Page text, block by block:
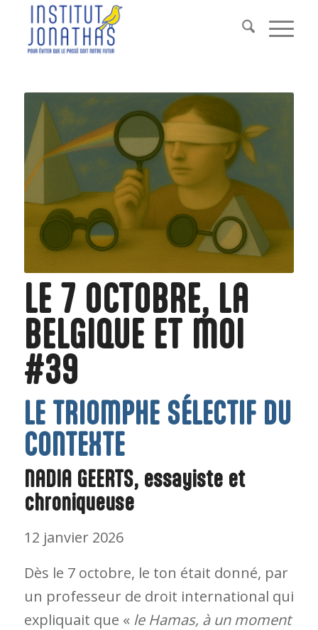
LE 7 OCTOBRE, LA
BELGIQUE ET MOI
#39
LE TRIOMPHE SÉLECTIF DU
CONTEXTE
NADIA GEERTS, essayiste et
chroniqueuse
12 janvier 2026
Dès le 7 octobre, le ton était donné, par
un professeur de droit international qui
expliquait que « le Hamas, à un moment